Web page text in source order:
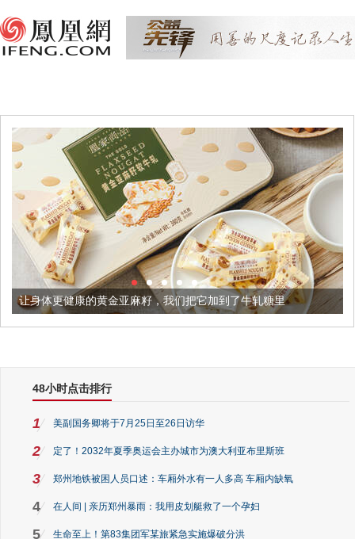
的黄金亚麻籽，我们把它加到了牛轧糖里 被列入佛家七宝
48小时点击排行
1 美副国务卿将于7月25日至26日访华
2 定了！2032年夏季奥运会主办城市为澳大利亚布里斯班
3 郑州地铁被困人员口述：车厢外水有一人多高 车厢内缺氧
4 在人间 | 亲历郑州暴雨：我用皮划艇救了一个孕妇
5 生命至上！第83集团军某旅紧急实施爆破分洪